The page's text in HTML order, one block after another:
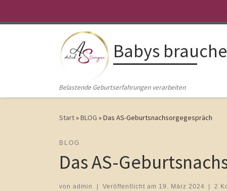
Babys
Belastende Geburtserfahrungen verarbeiten
Start»BLOG »Das AS-Geburtsnachsorgegespräch
BLOG
Das AS-
von admin Veröffentlicht am 19. März 2024 2